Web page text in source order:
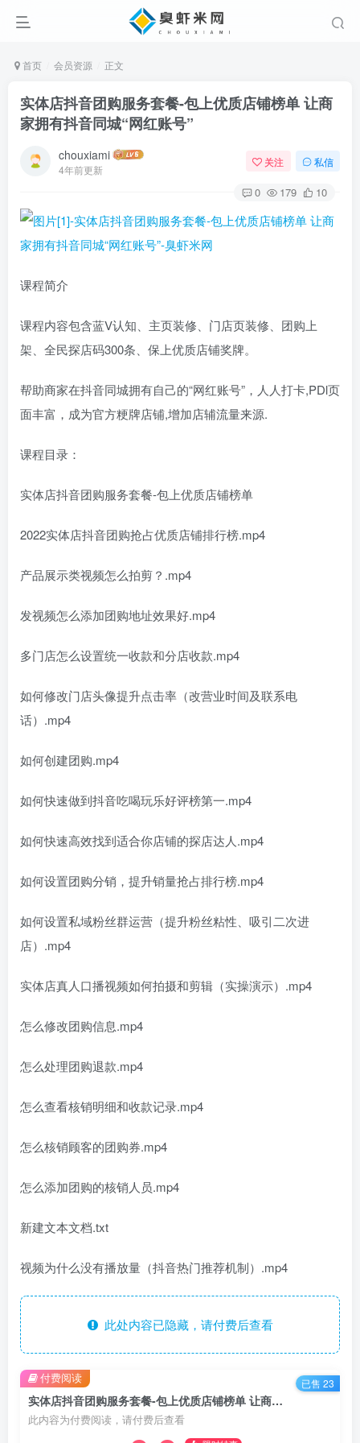
首页 会员资源 正文
实体店抖音团购服务套餐-包上优质店铺榜单 让商
家拥有抖音同城“网红账号”
chouxiami
4年前更新
关注 私信
0 179 10
课程简介
课程内容包含蓝V认知、主页装修、门店页装修、团购上
架、全民探店码300条、保上优质店铺奖牌。
帮助商家在抖音同城拥有自己的“网红账号”，人人打卡,PDl页
面丰富，成为官方粳牌店铺,增加店辅流量来源.
课程目录：
实体店抖音团购服务套餐-包上优质店铺榜单
2022实体店抖音团购抢占优质店铺排行榜.mp4
产品展示类视频怎么拍剪？.mp4
发视频怎么添加团购地址效果好.mp4
多门店怎么设置统一收款和分店收款.mp4
如何修改门店头像提升点击率（改营业时间及联系电
话）.mp4
如何创建团购.mp4
如何快速做到抖音吃喝玩乐好评榜第一.mp4
如何快速高效找到适合你店铺的探店达人.mp4
如何设置团购分销，提升销量抢占排行榜.mp4
如何设置私域粉丝群运营（提升粉丝粘性、吸引二次进
店）.mp4
实体店真人口播视频如何拍摄和剪辑（实操演示）.mp4
怎么修改团购信息.mp4
怎么处理团购退款.mp4
怎么查看核销明细和收款记录.mp4
怎么核销顾客的团购券.mp4
怎么添加团购的核销人员.mp4
新建文本文档.txt
视频为什么没有播放量（抖音热门推荐机制）.mp4
此处内容已隐藏，请付费后查看
实体店抖音团购服务套餐-包上优质店铺榜单 让商家拥有抖音同城“网红账号”
此内容为付费阅读，请付费后查看
付费阅读 已售 23